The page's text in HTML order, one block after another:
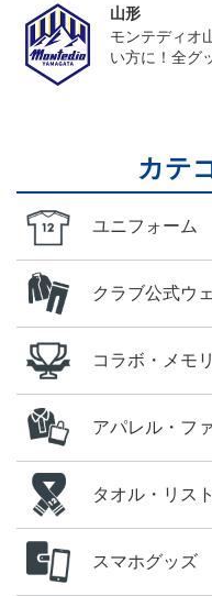
山形
モンテディオ
い方に！全グ
カテ
ユニフォーム
クラブ公式ウ
コラボ・メモ
アパレル・フ
タオル・リス
スマホグッズ